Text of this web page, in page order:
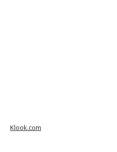
Klook.com